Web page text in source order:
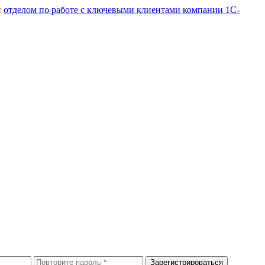
отделом по работе с ключевыми клиентами компании 1С-